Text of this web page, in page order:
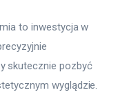
to inwestycja w
skutecznie pozbyć
wyglądzie.